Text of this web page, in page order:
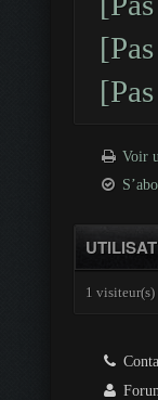
Voir
1 visiteur(s)